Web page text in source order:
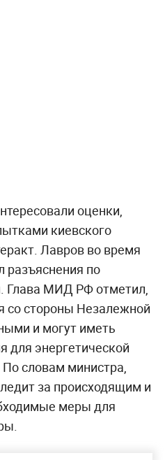
оценки,
киевского
Лавров во время
разъяснения по
Глава МИД РФ отметил,
со стороны Незалежной
и могут иметь
для энергетической
словам министра,
за происходящим и
меры для